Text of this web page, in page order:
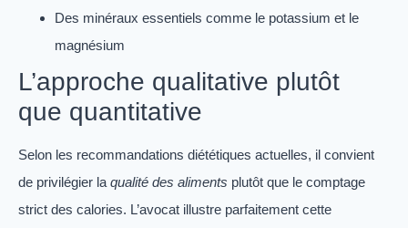
Des minéraux essentiels comme le potassium et le
magnésium
L’approche qualitative plutôt
que quantitative
Selon les recommandations diététiques actuelles, il convient
de privilégier la qualité des aliments plutôt que le comptage
strict des calories. L’avocat illustre parfaitement cette